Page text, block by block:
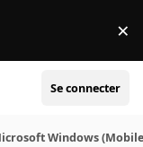
×
Se connecter
Windows